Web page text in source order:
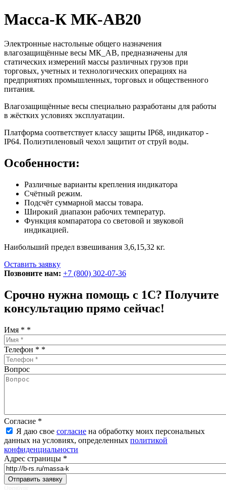
Масса-К МК-АВ20
Электронные настольные общего назначения
влагозащищённые весы МК_АВ, предназначены для
статических измерений массы различных грузов при
торговых, учетных и технологических операциях на
предприятиях промышленных, торговых и общественного
питания.
Влагозащищённые весы специально разработаны для работы
в жёстких условиях эксплуатации.
Платформа соответствует классу защиты IP68, индикатор -
IP64. Полиэтиленовый чехол защитит от струй воды.
Особенности:
Различные варианты крепления индикатора
Cчётный режим.
Подсчёт суммарной массы товара.
Широкий диапазон рабочих температур.
Функция компаратора со световой и звуковой
индикацией.
Наибольший предел взвешивания 3,6,15,32 кг.
Оставить заявку
Позвоните нам: +7 (800) 302-07-36
Срочно нужна помощь с 1С? Получите
консультацию прямо сейчас!
Имя * *
Телефон * *
Вопрос
Согласие *
Я даю свое согласие на обработку моих персональных
данных на условиях, определенных политикой
конфиденциальности
Адрес страницы *